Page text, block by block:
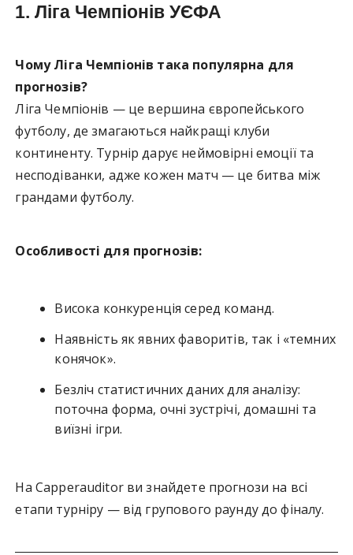
1.Ліга Чемпіонів УЄФА
Чому Ліга Чемпіонів така популярна для
прогнозів?
Ліга Чемпіонів — це вершина європейського
футболу, де змагаються найкращі клуби
континенту. Турнір дарує неймовірні емоції та
несподіванки, адже кожен матч — це битва між
грандами футболу.
Особливості для прогнозів:
Висока конкуренція серед команд.
Наявність як явних фаворитів, так і «темних
конячок».
Безліч статистичних даних для аналізу:
поточна форма, очні зустрічі, домашні та
виїзні ігри.
На Capperauditor ви знайдете прогнози на всі
етапи турніру — від групового раунду до фіналу.